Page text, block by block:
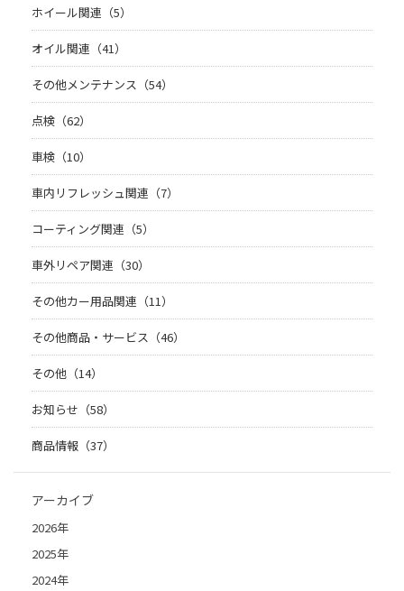
ホイール関連（5）
オイル関連（41）
その他メンテナンス（54）
点検（62）
車検（10）
車内リフレッシュ関連（7）
コーティング関連（5）
車外リペア関連（30）
その他カー用品関連（11）
その他商品・サービス（46）
その他（14）
お知らせ（58）
商品情報（37）
アーカイブ
2026年
2025年
2024年